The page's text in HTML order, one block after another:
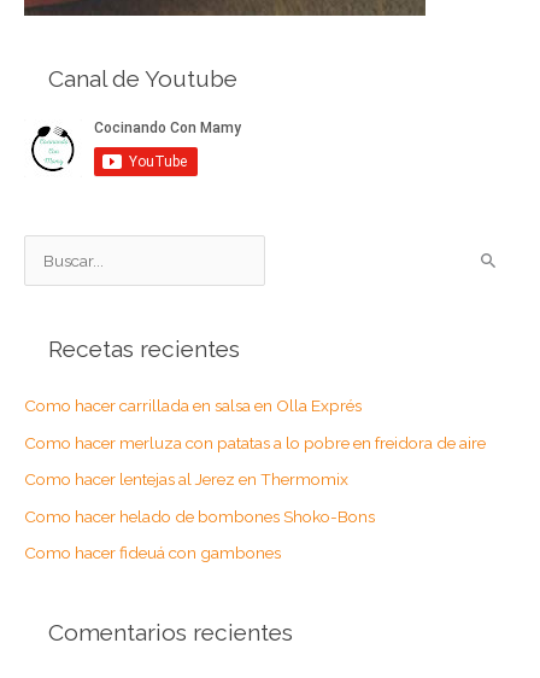
Canal de Youtube
u
r
p
o
r
Recetas recientes
Como hacer carrillada en salsa en Olla Exprés
Como hacer merluza con patatas a lo pobre en freidora de aire
Como hacer lentejas al Jerez en Thermomix
Como hacer helado de bombones Shoko-Bons
Como hacer fideuá con gambones
Comentarios recientes